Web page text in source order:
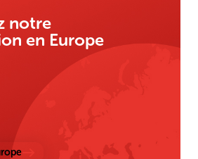
notre
en Europe